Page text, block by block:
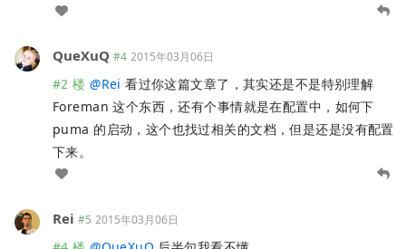
QueXuQ #4 2015年03月06日
#2 楼 @Rei 看过你这篇文章了，其实还是不是特别理解
Foreman 这个东西，还有个事情就是在配置中，如何下
puma 的启动，这个也找过相关的文档，但是还是没有配置
下来。
Rei #5 2015年03月06日